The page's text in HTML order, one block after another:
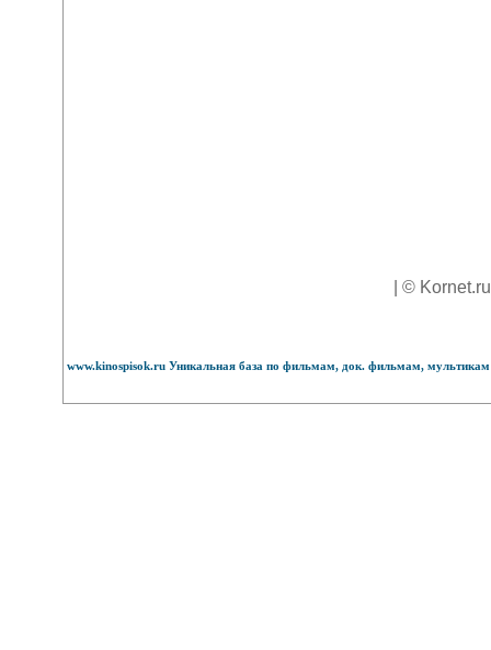
| ©
www.kinospisok.ru Уникальная база по фильмам, док. фильмам,